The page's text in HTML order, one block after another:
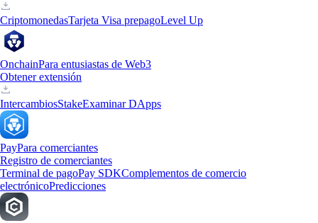
CriptomonedasTarjeta Visa prepagoLevel Up
OnchainPara entusiastas de Web3
Obtener extensión
IntercambiosStakeExaminar DApps
PayPara comerciantes
Registro de comerciantes
Terminal de pagoPay SDKComplementos de comercio
electrónicoPredicciones